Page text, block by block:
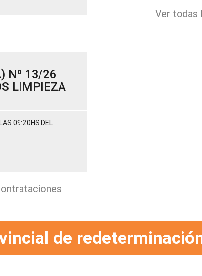
Nº 13/26
LIMPIEZA
09:20HS DEL
Ver todas
de